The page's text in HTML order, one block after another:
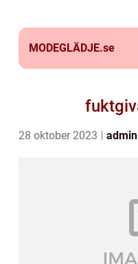
MODEGLÄDJE.se
28 oktober 2023 admin